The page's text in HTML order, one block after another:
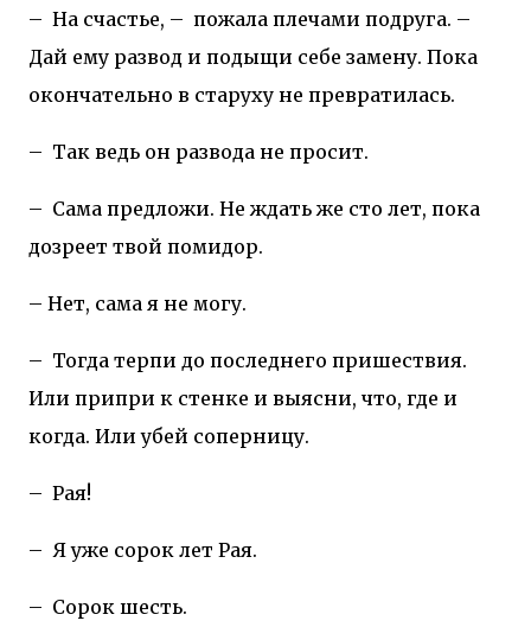
– На счастье, – пожала плечами подруга. –
Дай ему развод и подыщи себе замену. Пока
окончательно в старуху не превратилась.
– Так ведь он развода не просит.
– Сама предложи. Не ждать же сто лет, пока
дозреет твой помидор.
– Нет, сама я не могу.
– Тогда терпи до последнего пришествия.
Или припри к стенке и выясни, что, где и
когда. Или убей соперницу.
– Рая!
– Я уже сорок лет Рая.
– Сорок шесть.